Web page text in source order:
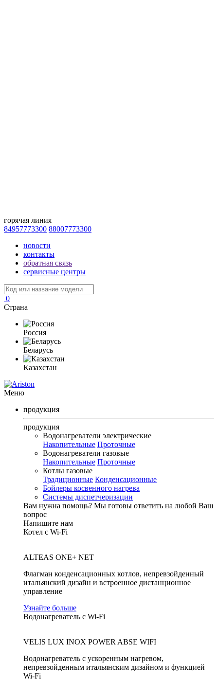
горячая линия
84957773300 88007773300
новости
контакты
обратная связь
сервисные центры
0
Страна
Россия
Беларусь
Казахстан
Меню
продукция
продукция
Водонагреватели электрические
Накопительные Проточные
Водонагреватели газовые
Накопительные Проточные
Котлы газовые
Традиционные Конденсационные
Бойлеры косвенного нагрева
Системы диспетчеризации
Вам нужна помощь? Мы готовы ответить на любой Ваш
вопрос
Напишите нам
Котел с Wi-Fi
ALTEAS ONE+ NET
Флагман конденсационных котлов, непревзойденный
итальянский дизайн и встроенное дистанционное
управление
Узнайте больше
Водонагреватель с Wi-Fi
VELIS LUX INOX POWER ABSE WIFI
Водонагреватель с ускоренным нагревом,
непревзойденным итальянским дизайном и функцией
Wi-Fi